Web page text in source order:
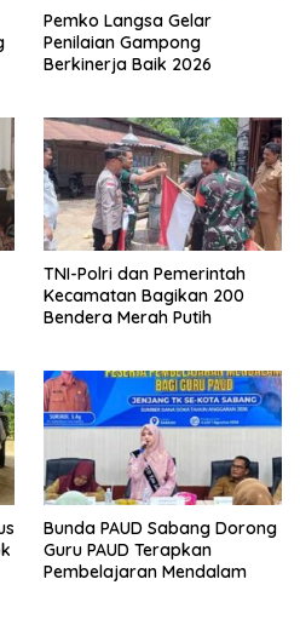
Pemko Langsa Gelar
Penilaian Gampong
Berkinerja Baik 2026
TNI-Polri dan Pemerintah
Kecamatan Bagikan 200
Bendera Merah Putih
Bunda PAUD Sabang Dorong
Guru PAUD Terapkan
Pembelajaran Mendalam